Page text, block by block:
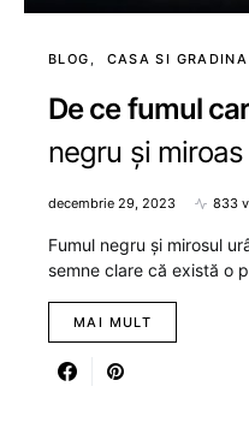
BLOG CASA SI GRADINA
De ce fumul
negru și
decembrie 29, 2023 833
Fumul negru și mirosul
semne clare că există o
MAI MULT